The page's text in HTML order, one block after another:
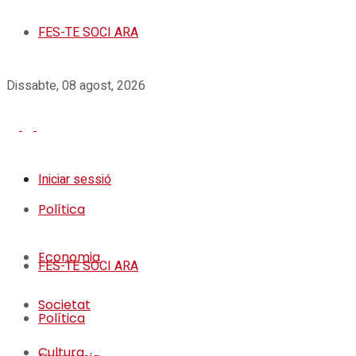
FES-TE SOCI ARA
Dissabte, 08 agost, 2026
Iniciar sessió
Política
Economia
Societat
FES-TE SOCI ARA
Política